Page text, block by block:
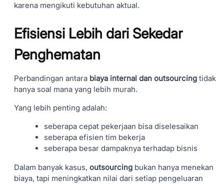
karena mengikuti kebutuhan aktual.
Efisiensi Lebih dari Sekedar
Penghematan
Perbandingan antara biaya internal dan outsourcing tidak
hanya soal mana yang lebih murah.
Yang lebih penting adalah:
seberapa cepat pekerjaan bisa diselesaikan
seberapa efisien tim bekerja
seberapa besar dampaknya terhadap bisnis
Dalam banyak kasus, outsourcing bukan hanya menekan
biaya, tapi meningkatkan nilai dari setiap pengeluaran